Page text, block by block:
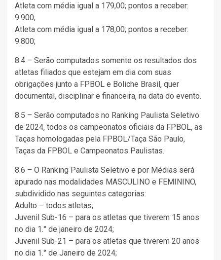
Atleta com média igual a 179,00; pontos a receber:
9.900;
Atleta com média igual a 178,00; pontos a receber:
9.800;
8.4 – Serão computados somente os resultados dos
atletas filiados que estejam em dia com suas
obrigações junto a FPBOL e Boliche Brasil, quer
documental, disciplinar e financeira, na data do evento.
8.5 – Serão computados no Ranking Paulista Seletivo
de 2024, todos os campeonatos oficiais da FPBOL, as
Taças homologadas pela FPBOL/Taça São Paulo,
Taças da FPBOL e Campeonatos Paulistas.
8.6 – O Ranking Paulista Seletivo e por Médias será
apurado nas modalidades MASCULINO e FEMININO,
subdividido nas seguintes categorias:
Adulto – todos atletas;
Juvenil Sub-16 – para os atletas que tiverem 15 anos
no dia 1.° de janeiro de 2024;
Juvenil Sub-21 – para os atletas que tiverem 20 anos
no dia 1.° de Janeiro de 2024;